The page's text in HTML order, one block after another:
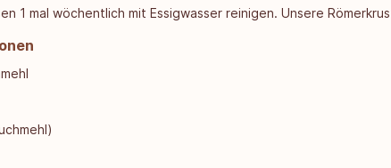
1 mal wöchentlich mit Essigwasser reinigen. Unsere